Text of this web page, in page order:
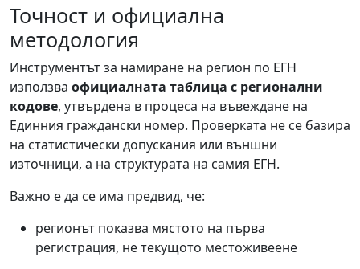
Точност и официална
методология
Инструментът за намиране на регион по ЕГН
използва официалната таблица с регионални
кодове, утвърдена в процеса на въвеждане на
Единния граждански номер. Проверката не се базира
на статистически допускания или външни
източници, а на структурата на самия ЕГН.
Важно е да се има предвид, че:
регионът показва мястото на първа
регистрация, не текущото местоживеене